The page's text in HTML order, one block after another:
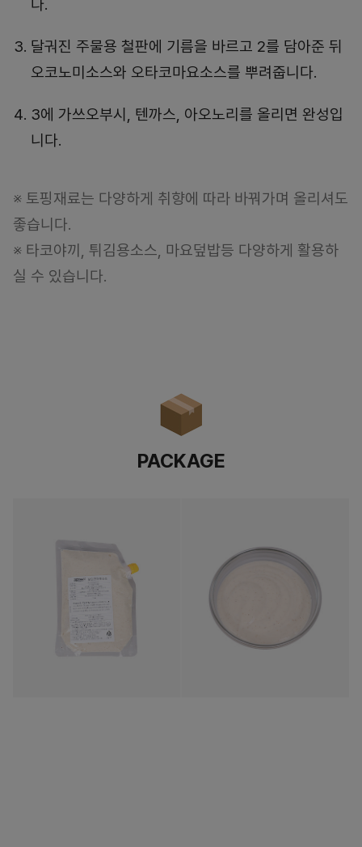
다.
달궈진 주물용 철판에 기름을 바르고 2를 담아준 뒤
오코노미소스와 오타코마요소스를 뿌려줍니다.
3에 가쓰오부시, 텐까스, 아오노리를 올리면 완성입
니다.
※ 토핑재료는 다양하게 취향에 따라 바꿔가며 올리셔도
좋습니다.
※ 타코야끼, 튀김용소스, 마요덮밥등 다양하게 활용하
실 수 있습니다.
PACKAGE